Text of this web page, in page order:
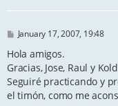
P
s
January 17, 2007, 19:48
Hola amigos.
Gracias, Jose, Raul y
Seguiré practicando y
el timón, como me